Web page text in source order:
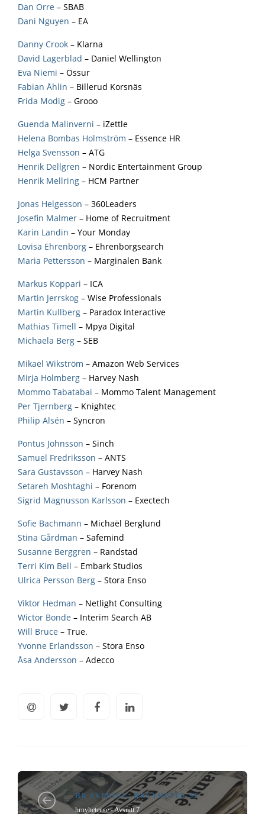
Dan Orre – SBAB
Dani Nguyen – EA
Danny Crook – Klarna
David Lagerblad – Daniel Wellington
Eva Niemi – Össur
Fabian Åhlin – Billerud Korsnäs
Frida Modig – Grooo
Guenda Malinverni – iZettle
Helena Bombas Holmström – Essence HR
Helga Svensson – ATG
Henrik Dellgren – Nordic Entertainment Group
Henrik Mellring – HCM Partner
Jonas Helgesson – 360Leaders
Josefin Malmer – Home of Recruitment
Karin Landin – Your Monday
Lovisa Ehrenborg – Ehrenborgsearch
Maria Pettersson – Marginalen Bank
Markus Koppari – ICA
Martin Jerrskog – Wise Professionals
Martin Kullberg – Paradox Interactive
Mathias Timell – Mpya Digital
Michaela Berg – SEB
Mikael Wikström – Amazon Web Services
Mirja Holmberg – Harvey Nash
Mommo Tabatabai – Mommo Talent Management
Per Tjernberg – Knightec
Philip Alsén – Syncron
Pontus Johnsson – Sinch
Samuel Fredriksson – ANTS
Sara Gustavsson – Harvey Nash
Setareh Moshtaghi – Forenom
Sigrid Magnusson Karlsson – Exectech
Sofie Bachmann – Michaël Berglund
Stina Gårdman – Safemind
Susanne Berggren – Randstad
Terri Kim Bell – Embark Studios
Ulrica Persson Berg – Stora Enso
Viktor Hedman – Netlight Consulting
Wictor Bonde – Interim Search AB
Will Bruce – True.
Yvonne Erlandsson – Stora Enso
Åsa Andersson – Adecco
HR SVERIGE,HRNYHETER.SE
hrnyheter.se - Avsnitt 7